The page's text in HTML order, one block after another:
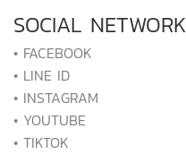
SOCIAL NETWORK
• FACEBOOK
• LINE ID
• INSTAGRAM
• YOUTUBE
• TIKTOK